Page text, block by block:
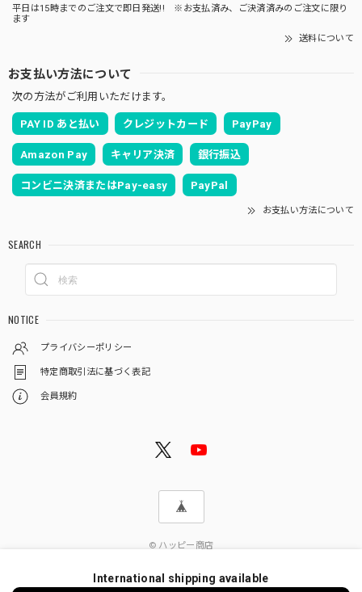
平日は15時までのご注文で即日発送!! ※お支払済み、ご決済済みのご注文に限り
ます
送料について
お支払い方法について
次の方法がご利用いただけます。
PAY ID あと払い クレジットカード PayPay
Amazon Pay キャリア決済 銀行振込
コンビニ決済またはPay-easy PayPal
お支払い方法について
SEARCH
NOTICE
プライバシーポリシー
特定商取引法に基づく表記
会員規約
© ハッピー商店
International shipping available